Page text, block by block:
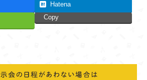
Hatena
Copy